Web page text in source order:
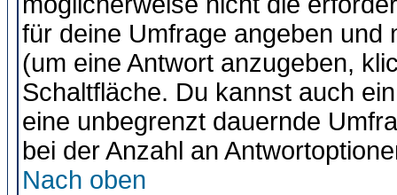
für deine Umfrage angeben und
(um eine Antwort anzugeben,
Schaltfläche. Du kannst auch
eine unbegrenzt dauernde
bei der Anzahl an
Nach oben